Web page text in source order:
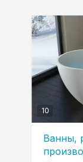
10
Ванны,